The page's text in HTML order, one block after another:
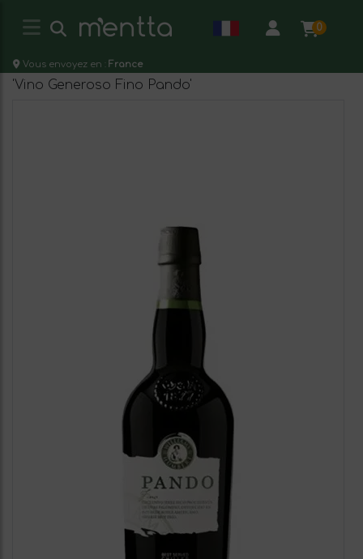
0
Vous envoyez en : France
'Vino Generoso Fino Pando'